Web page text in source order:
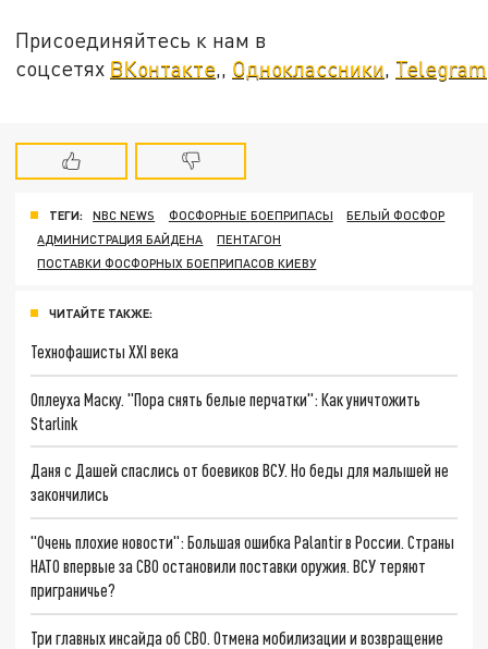
Присоединяйтесь к нам в
соцсетях ВКонтакте,, Одноклассники, Telegram
ТЕГИ: NBC NEWS ФОСФОРНЫЕ БОЕПРИПАСЫ
БЕЛЫЙ ФОСФОР
АДМИНИСТРАЦИЯ БАЙДЕНА
ПЕНТАГОН
ПОСТАВКИ ФОСФОРНЫХ БОЕПРИПАСОВ КИЕВУ
ЧИТАЙТЕ ТАКЖЕ:
Технофашисты XXI века
Оплеуха Маску. "Пора снять белые перчатки": Как уничтожить
Starlink
Даня с Дашей спаслись от боевиков ВСУ. Но беды для малышей не
закончились
"Очень плохие новости": Большая ошибка Palantir в России. Страны
НАТО впервые за СВО остановили поставки оружия. ВСУ теряют
приграничье?
Три главных инсайда об СВО. Отмена мобилизации и возвращение